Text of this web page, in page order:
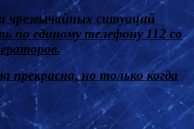
чрезвычайных ситуаций
по единому телефону 112 со
прекрасна, но только когда